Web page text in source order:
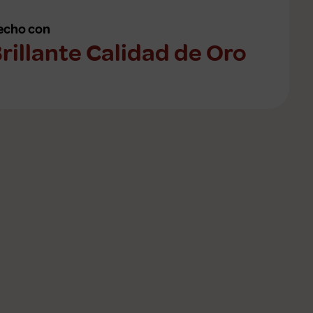
con
Calidad de Oro